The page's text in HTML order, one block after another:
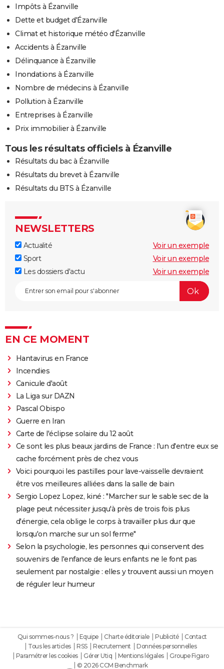
Impôts à Ézanville
Dette et budget d'Ézanville
Climat et historique météo d'Ézanville
Accidents à Ézanville
Délinquance à Ézanville
Inondations à Ézanville
Nombre de médecins à Ézanville
Pollution à Ézanville
Entreprises à Ézanville
Prix immobilier à Ézanville
Tous les résultats officiels à Ézanville
Résultats du bac à Ézanville
Résultats du brevet à Ézanville
Résultats du BTS à Ézanville
NEWSLETTERS
Actualité
Voir un exemple
Sport
Voir un exemple
Les dossiers d'actu
Voir un exemple
EN CE MOMENT
Hantavirus en France
Incendies
Canicule d'août
La Liga sur DAZN
Pascal Obispo
Guerre en Iran
Carte de l'éclipse solaire du 12 août
Ce sont les plus beaux jardins de France : l'un d'entre eux se
cache forcément près de chez vous
Voici pourquoi les pastilles pour lave-vaisselle devraient
être vos meilleures alliées dans la salle de bain
Sergio Lopez Lopez, kiné : "Marcher sur le sable sec de la
plage peut nécessiter jusqu'à près de trois fois plus
d'énergie, cela oblige le corps à travailler plus dur que
lorsqu'on marche sur un sol ferme"
Selon la psychologie, les personnes qui conservent des
souvenirs de l'enfance de leurs enfants ne le font pas
seulement par nostalgie : elles y trouvent aussi un moyen
de réguler leur humeur
Qui sommes-nous ? Equipe Charte éditoriale Publicité
Contact
Tous les articles
RSS Recrutement
Données personnelles
Paramétrer les cookies
Gérer Utiq Mentions légales
Groupe Figaro
© 2026 CCM Benchmark